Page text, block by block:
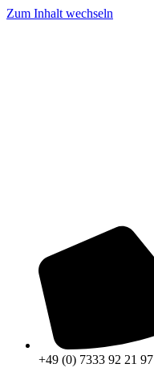
Zum Inhalt wechseln
+49 (0) 7333 92 21 97